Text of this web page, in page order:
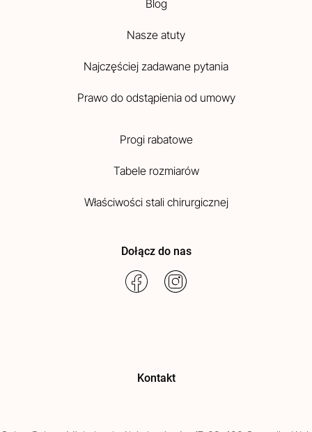
Blog
Nasze atuty
Najczęściej zadawane pytania
Prawo do odstąpienia od umowy
Progi rabatowe
Tabele rozmiarów
Właściwości stali chirurgicznej
Dołącz do nas
Kontakt